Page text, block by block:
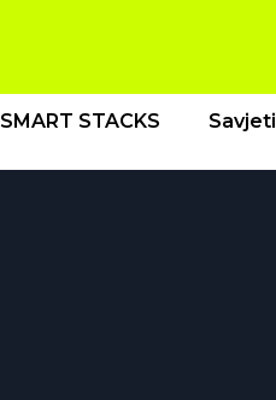
SMART STACKS Savjeti